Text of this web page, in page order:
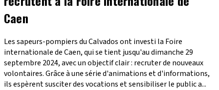
Caen
Les sapeurs-pompiers du Calvados ont investi la Foire
internationale de Caen, qui se tient jusqu'au dimanche 29
septembre 2024, avec un objectif clair : recruter de nouveaux
volontaires. Grâce à une série d'animations et d'informations,
ils espèrent susciter des vocations et sensibiliser le public a...